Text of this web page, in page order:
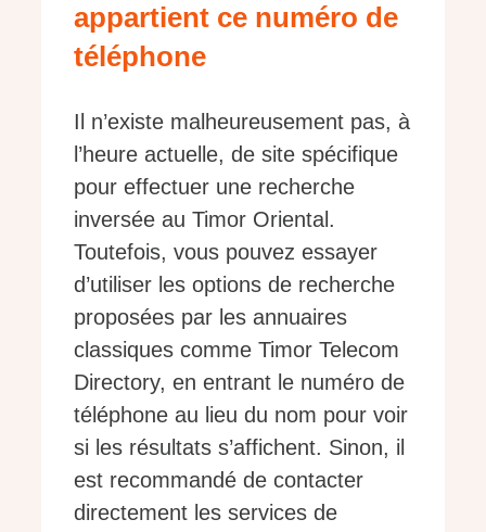
appartient ce numéro de
téléphone
Il n’existe malheureusement pas, à
l’heure actuelle, de site spécifique
pour effectuer une recherche
inversée au Timor Oriental.
Toutefois, vous pouvez essayer
d’utiliser les options de recherche
proposées par les annuaires
classiques comme Timor Telecom
Directory, en entrant le numéro de
téléphone au lieu du nom pour voir
si les résultats s’affichent. Sinon, il
est recommandé de contacter
directement les services de